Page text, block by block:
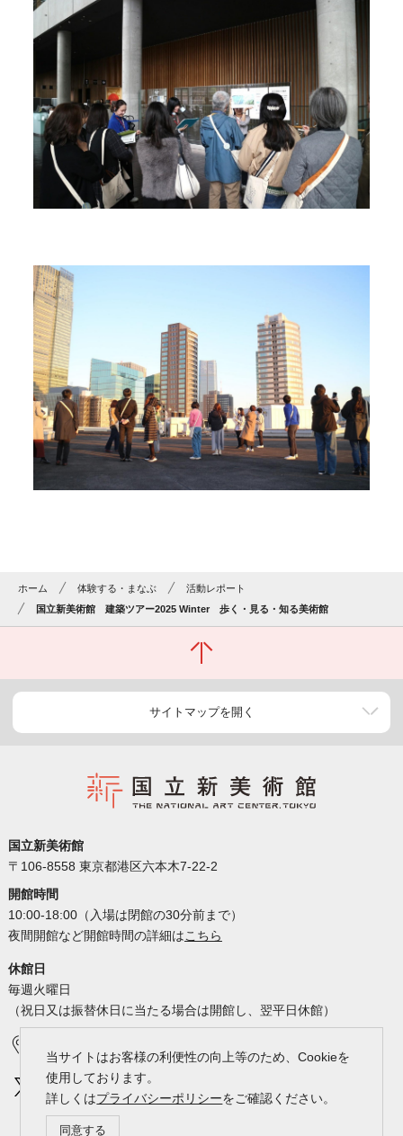
当サイトはお客様の利便性の向上等のため、Cookieを
使用しております。
詳しくはプライバシーポリシーをご確認ください。
同意する
ホーム 体験する・まなぶ
活動レポート
国立新美術館 建築ツアー2025 Winter 歩く・見る・知る美術館
サイトマップを開く
国立新美術館
〒106-8558 東京都港区六本木7-22-2
開館時間
10:00-18:00（入場は閉館の30分前まで）
夜間開館など開館時間の詳細はこちら
休館日
毎週火曜日
（祝日又は振替休日に当たる場合は開館し、翌平日休館）